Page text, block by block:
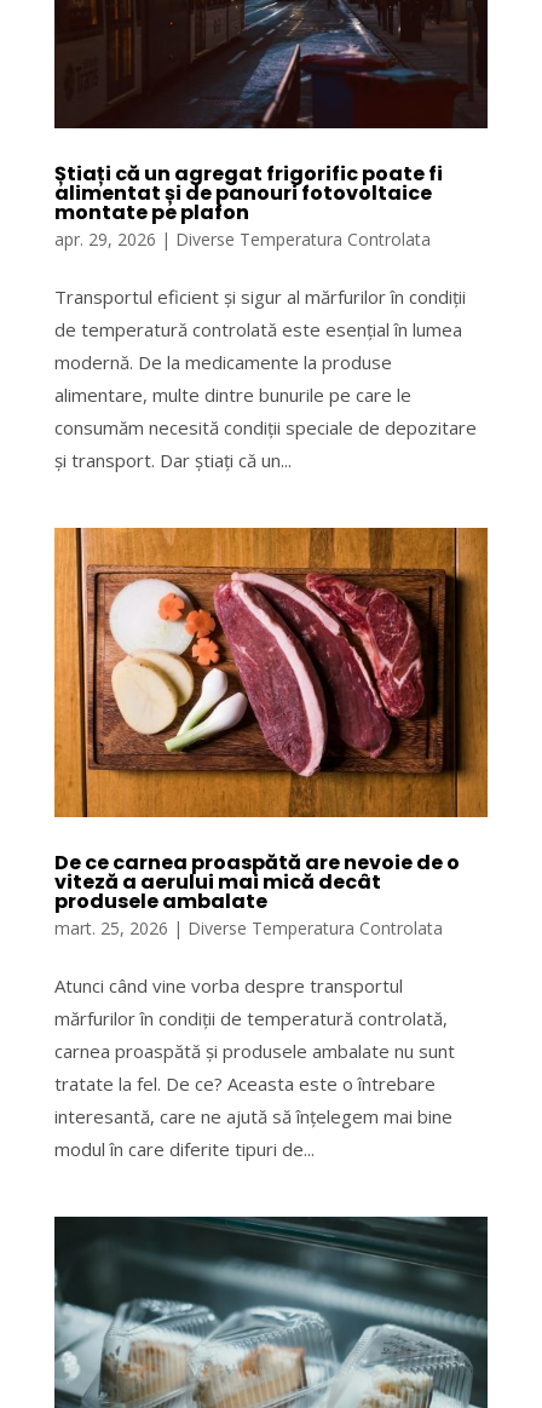
Știați că un agregat frigorific poate fi
alimentat și de panouri fotovoltaice
montate pe plafon
apr. 29, 2026 | Diverse Temperatura Controlata
Transportul eficient și sigur al mărfurilor în condiții
de temperatură controlată este esențial în lumea
modernă. De la medicamente la produse
alimentare, multe dintre bunurile pe care le
consumăm necesită condiții speciale de depozitare
și transport. Dar știați că un...
De ce carnea proaspătă are nevoie de o
viteză a aerului mai mică decât
produsele ambalate
mart. 25, 2026 | Diverse Temperatura Controlata
Atunci când vine vorba despre transportul
mărfurilor în condiții de temperatură controlată,
carnea proaspătă și produsele ambalate nu sunt
tratate la fel. De ce? Aceasta este o întrebare
interesantă, care ne ajută să înțelegem mai bine
modul în care diferite tipuri de...